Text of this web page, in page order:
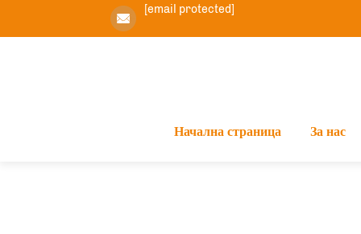
[email protected]
Начална страница За нас